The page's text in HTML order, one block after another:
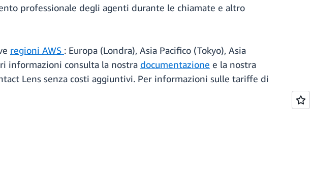
professionale degli agenti durante le chiamate e altro
regioni AWS : Europa (Londra), Asia Pacifico (Tokyo), Asia
informazioni consulta la nostra documentazione e la nostra
Lens senza costi aggiuntivi. Per informazioni sulle tariffe di